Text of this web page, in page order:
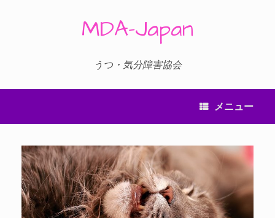
キ
MDA-Japan
うつ・気分障害協会
メニュー